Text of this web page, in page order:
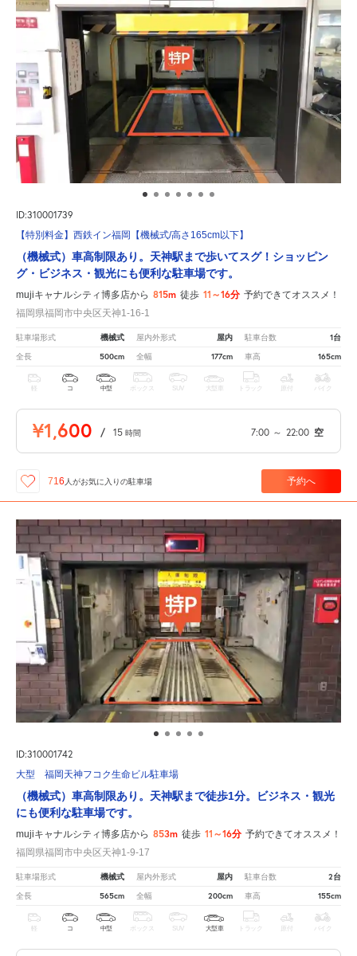
ID:310001739
【特別料金】西鉄イン福岡【機械式/高さ165cm以下】
（機械式）車高制限あり。天神駅まで歩いてスグ！ショッピン
グ・ビジネス・観光にも便利な駐車場です。
mujiキャナルシティ博多店から 815m 徒歩 11～16分 予約できてオススメ！
福岡県福岡市中央区天神1-16-1
駐車場形式 機械式 屋内外形式 屋内 駐車台数 1台
全長 500cm 全幅 177cm 車高 165cm
軽 コ 中型 ボックス SUV 大型車 トラック 原付 バイク
¥1,600 / 15 時間 7:00 ～ 22:00 空
716 人がお気に入りの駐車場 予約へ
ID:310001742
大型 福岡天神フコク生命ビル駐車場
（機械式）車高制限あり。天神駅まで徒歩1分。ビジネス・観光
にも便利な駐車場です。
mujiキャナルシティ博多店から 853m 徒歩 11～16分 予約できてオススメ！
福岡県福岡市中央区天神1-9-17
駐車場形式 機械式 屋内外形式 屋内 駐車台数 2台
全長 565cm 全幅 200cm 車高 155cm
軽 コ 中型 ボックス SUV 大型車 トラック 原付 バイク